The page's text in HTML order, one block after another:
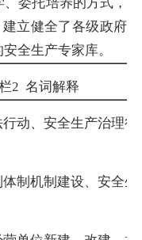
立健全了各级政府
全生产专家库。
2 名词解释
动、安全生产治理
制机制建设、安全